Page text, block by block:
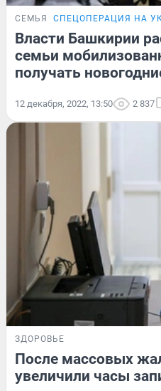
СЕМЬЯ СПЕЦОПЕРАЦИЯ НА
Власти Башкирии
семьи
получать
12 декабря, 2022, 13:50 2 837
ЗДОРОВЬЕ
После массовых
увеличили часы